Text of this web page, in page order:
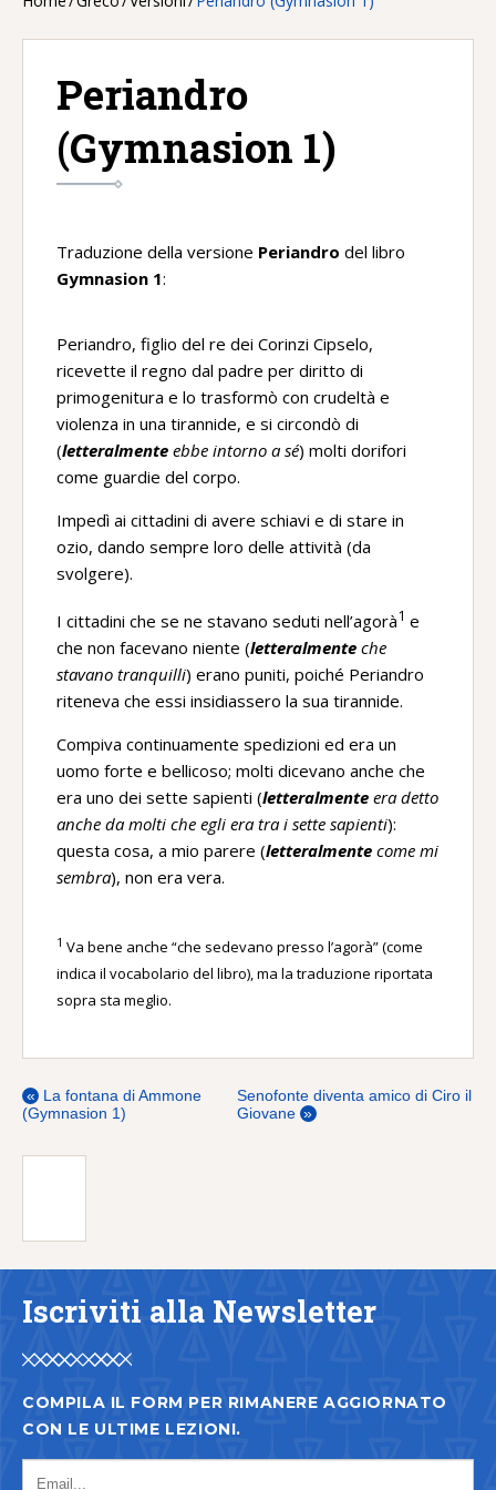
Periandro
(Gymnasion 1)
Traduzione della versione Periandro del libro
Gymnasion 1:
Periandro, figlio del re dei Corinzi Cipselo,
ricevette il regno dal padre per diritto di
primogenitura e lo trasformò con crudeltà e
violenza in una tirannide, e si circondò di
(letteralmente ebbe intorno a sé) molti dorifori
come guardie del corpo.
Impedì ai cittadini di avere schiavi e di stare in
ozio, dando sempre loro delle attività (da
svolgere).
I cittadini che se ne stavano seduti nell’agorà1 e
che non facevano niente (letteralmente che
stavano tranquilli) erano puniti, poiché Periandro
riteneva che essi insidiassero la sua tirannide.
Compiva continuamente spedizioni ed era un
uomo forte e bellicoso; molti dicevano anche che
era uno dei sette sapienti (letteralmente era detto
anche da molti che egli era tra i sette sapienti):
questa cosa, a mio parere (letteralmente come mi
sembra), non era vera.
1 Va bene anche “che sedevano presso l’agorà” (come
indica il vocabolario del libro), ma la traduzione riportata
sopra sta meglio.
« La fontana di Ammone
(Gymnasion 1)
Senofonte diventa amico di Ciro il
Giovane »
Iscriviti alla Newsletter
COMPILA IL FORM PER RIMANERE AGGIORNATO
CON LE ULTIME LEZIONI.